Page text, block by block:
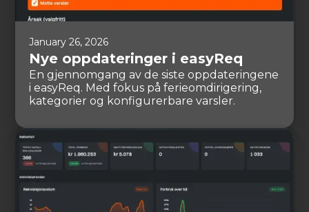
January 26, 2026
Nye oppdateringer i easyReq
En gjennomgang av de siste oppdateringene
i easyReq. Med fokus på ferieomdirigering,
kategorier og konfigurerbare varsler.